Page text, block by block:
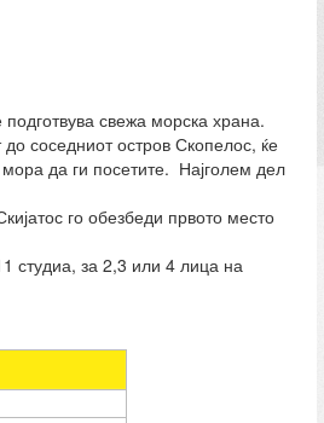
свежа морска храна.
соседниот остров Скопелос, ќе
да ги посетите. Најголем дел
го обезбеди првото место
студиа, за 2,3 или 4 лица на